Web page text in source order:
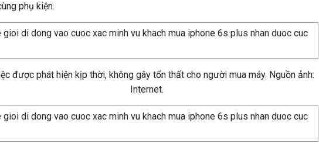
phụ kiện.
được phát hiện kịp thời, không gây tổn thất cho người mua máy. Nguồn ảnh:
Internet.